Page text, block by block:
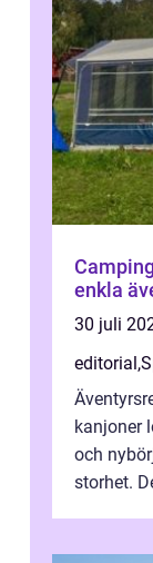
Camping i
enkla
30 juli
editorial,
kanjoner
och
storhet.